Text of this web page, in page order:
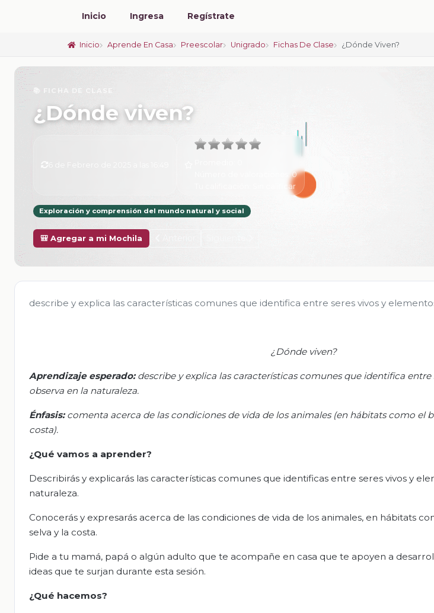
Inicio Ingresa Regístrate
Inicio Aprende En Casa Preescolar Unigrado Fichas De Clase ¿Dónde Viven?
📚 FICHA DE CLASE
¿Dónde viven?
Número de valoraciones:0
Sin calificar
Exploración y comprensión del mundo natural y social
🎒 Agregar a mi Mochila
describe y explica las características comunes que identifica entre seres vivos y
¿Dónde viven?
Aprendizaje esperado:describe y explica las características comunes que identifica entre
observa en la naturaleza.
Énfasis:comenta acerca de las condiciones de vida de los animales (en hábitats como el
costa).
¿Qué vamos a aprender?
Describirás y explicarás las características comunes que identificas entre seres vivos y
naturaleza.
Conocerás y expresarás acerca de las condiciones de vida de los animales, en hábitats
selva y la costa.
Pide a tu mamá, papá o algún adulto que te acompañe en casa que te apoyen a
ideas que te surjan durante esta sesión.
¿Qué hacemos?